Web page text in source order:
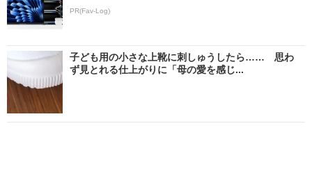
PR(Fav-Log)
子ども用の小さな上靴に刺しゅうしたら…… 思わ
ず見とれる仕上がりに「母の愛を感じ...